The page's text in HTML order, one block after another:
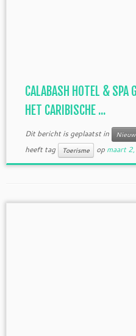
CALABASH HOTEL & SPA
HET CARIBISCHE ...
Dit bericht is geplaatst in
heeft tag
Toerisme op maart